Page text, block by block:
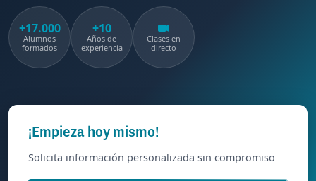
+17.000
Alumnos
formados
+10
Años de
experiencia
Clases en
directo
¡Empieza hoy mismo!
Solicita información personalizada sin compromiso